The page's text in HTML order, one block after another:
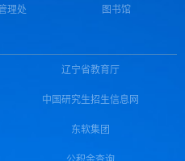
理处 图书馆
辽宁省教育厅
中国研究生招生信息网
东软集团